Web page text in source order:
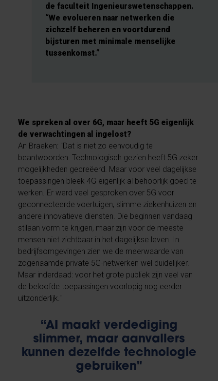
de faculteit Ingenieurswetenschappen.
“We evolueren naar netwerken die
zichzelf beheren en voortdurend
bijsturen met minimale menselijke
tussenkomst.”
We spreken al over 6G, maar heeft 5G eigenlijk
de verwachtingen al ingelost?
An Braeken: "Dat is niet zo eenvoudig te
beantwoorden. Technologisch gezien heeft 5G zeker
mogelijkheden gecreëerd. Maar voor veel dagelijkse
toepassingen bleek 4G eigenlijk al behoorlijk goed te
werken. Er werd veel gesproken over 5G voor
geconnecteerde voertuigen, slimme ziekenhuizen en
andere innovatieve diensten. Die beginnen vandaag
stilaan vorm te krijgen, maar zijn voor de meeste
mensen niet zichtbaar in het dagelijkse leven. In
bedrijfsomgevingen zien we de meerwaarde van
zogenaamde private 5G-netwerken wel duidelijker.
Maar inderdaad: voor het grote publiek zijn veel van
de beloofde toepassingen voorlopig nog eerder
uitzonderlijk."
“AI maakt verdediging
slimmer, maar aanvallers
kunnen dezelfde technologie
gebruiken"